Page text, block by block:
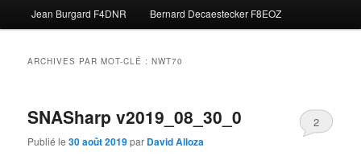
Jean Burgard F4DNR Bernard Decaestecker F8EOZ
ARCHIVES PAR MOT-CLÉ :NWT70
SNASharp v2019_08_30_0
Publié le30 août 2019par David Alloza
2